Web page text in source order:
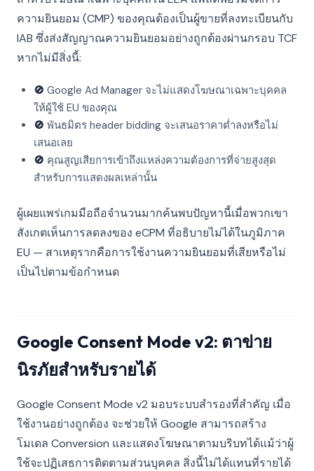
ความยินยอม (CMP) ของคุณต้องเป็นผู้ขายที่ลงทะเบียนกับ
IAB ซึ่งส่งสัญญาณความยินยอมอย่างถูกต้องผ่านกรอบ TCF
หากไม่มีสิ่งนี้:
🚫 Google Ad Manager จะไม่แสดงโฆษณาเฉพาะบุคคล
ให้ผู้ใช้ EU ของคุณ
🚫 พันธมิตร header bidding จะเสนอราคาต่ำลงหรือไม่
เสนอเลย
🚫 คุณสูญเสียการเข้าถึงแหล่งความต้องการที่จ่ายสูงสุด
สำหรับการแสดงผลเหล่านั้น
ผู้เผยแพร่เกมมือถือจำนวนมากค้นพบปัญหานี้เมื่อพวกเขา
สังเกตเห็นการลดลงของ eCPM ที่อธิบายไม่ได้ในภูมิภาค
EU — สาเหตุรากคือการใช้งานความยินยอมที่เสียหรือไม่
เป็นไปตามข้อกำหนด
Google Consent Mode v2: ตาข่าย
นิรภัยสำหรับรายได้
Google Consent Mode v2 มอบระบบสำรองที่สำคัญ เมื่อ
ใช้งานอย่างถูกต้อง จะช่วยให้ Google สามารถสร้าง
โมเดล Conversion และแสดงโฆษณาตามบริบทได้แม้ว่าผู้
ใช้จะปฏิเสธการติดตามส่วนบุคคล สิ่งนี้ไม่ได้แทนที่รายได้